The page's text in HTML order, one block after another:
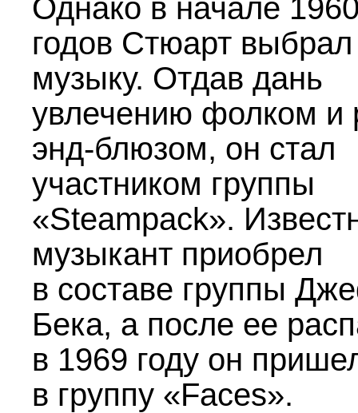
Однако в начале
годов Стюарт выбрал
музыку. Отдав дань
увлечению фолком и
энд-блюзом, он стал
участником группы
«Steampack».
музыкант приобрел
в составе группы
Бека, а после ее
в 1969 году он
в группу «Faces».